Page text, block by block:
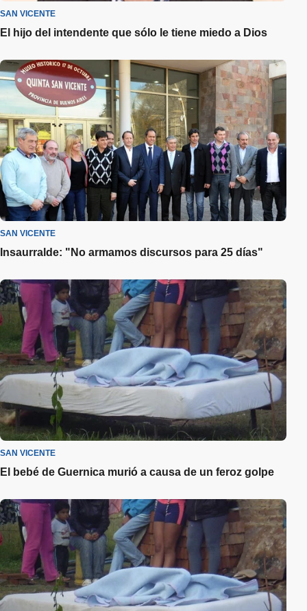
SAN VICENTE
El hijo del intendente que sólo le tiene miedo a Dios
SAN VICENTE
Insaurralde: "No armamos discursos para 25 días"
SAN VICENTE
El bebé de Guernica murió a causa de un feroz golpe